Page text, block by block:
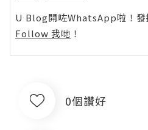
U Blog開咗WhatsApp啦！發
Follow 我哋 ！
0個讚好